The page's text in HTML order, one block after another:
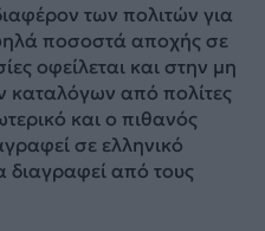
των πολιτών για
ποσοστά αποχής σε
οφείλεται και στην μη
καταλόγων από πολίτες
και ο πιθανός
σε ελληνικό
διαγραφεί από τους